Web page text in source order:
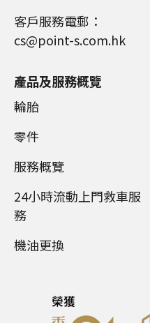
客戶服務電郵：
cs@point-s.com.hk
產品及服務概覽
輪胎
零件
服務概覽
24小時流動上門救車服
務
機油更換